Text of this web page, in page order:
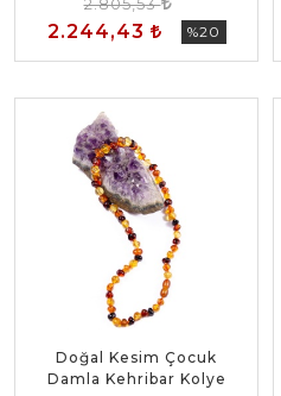
2.244,43 %20
Doğal Kesim Çocuk
Damla Kehribar Kolye